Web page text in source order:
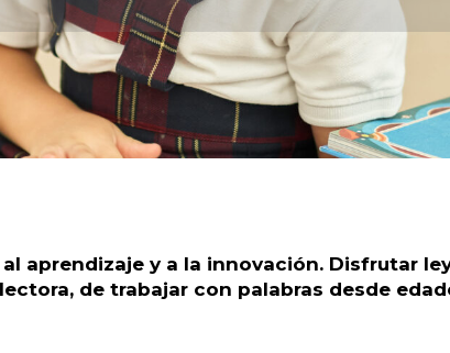
aprendizaje y a la innovación. Disfrutar
de trabajar con palabras desde